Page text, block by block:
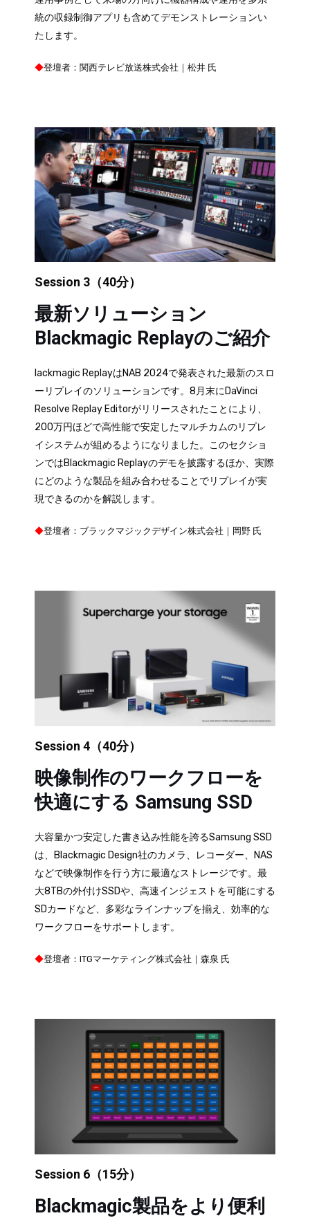
統の収録制御アプリも含めてデモンストレーションい
たします。
◆登壇者：関西テレビ放送株式会社｜松井 氏
Session 3（40分）
最新ソリューション
Blackmagic Replayのご紹介
lackmagic ReplayはNAB 2024で発表された最新のスロ
ーリプレイのソリューションです。8月末にDaVinci
Resolve Replay Editorがリリースされたことにより、
200万円ほどで高性能で安定したマルチカムのリプレ
イシステムが組めるようになりました。このセクショ
ンではBlackmagic Replayのデモを披露するほか、実際
にどのような製品を組み合わせることでリプレイが実
現できるのかを解説します。
◆登壇者：ブラックマジックデザイン株式会社｜岡野 氏
Session 4（40分）
映像制作のワークフローを
快適にする Samsung SSD
大容量かつ安定した書き込み性能を誇るSamsung SSD
は、Blackmagic Design社のカメラ、レコーダー、NAS
などで映像制作を行う方に最適なストレージです。最
大8TBの外付けSSDや、高速インジェストを可能にする
SDカードなど、多彩なラインナップを揃え、効率的な
ワークフローをサポートします。
◆登壇者：ITGマーケティング株式会社｜森泉 氏
Session 6（15分）
Blackmagic製品をより便利